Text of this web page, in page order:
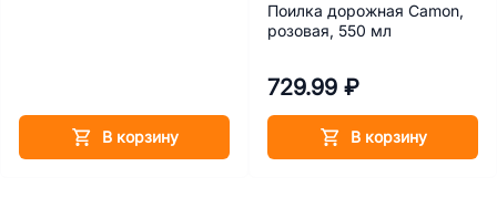
В корзину
Поилка дорожная Camon,
розовая, 550 мл
729.99 ₽
В корзину